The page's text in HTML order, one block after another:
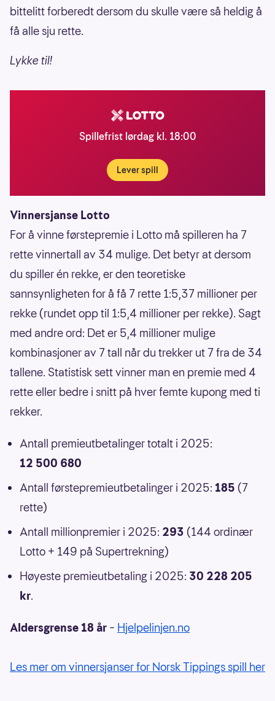
bittelitt forberedt dersom du skulle være så heldig å
få alle sju rette.
Lykke til!
Spillefrist lørdag kl. 18:00
Lever spill
Vinnersjanse Lotto
For å vinne førstepremie i Lotto må spilleren ha 7
rette vinnertall av 34 mulige. Det betyr at dersom
du spiller én rekke, er den teoretiske
sannsynligheten for å få 7 rette 1:5,37 millioner per
rekke (rundet opp til 1:5,4 millioner per rekke). Sagt
med andre ord: Det er 5,4 millioner mulige
kombinasjoner av 7 tall når du trekker ut 7 fra de 34
tallene. Statistisk sett vinner man en premie med 4
rette eller bedre i snitt på hver femte kupong med ti
rekker.
Antall premieutbetalinger totalt i 2025:
12 500 680
Antall førstepremieutbetalinger i 2025: 185 (7
rette)
Antall millionpremier i 2025: 293 (144 ordinær
Lotto + 149 på Supertrekning)
Høyeste premieutbetaling i 2025: 30 228 205
kr.
Aldersgrense 18 år – Hjelpelinjen.no
Les mer om vinnersjanser for Norsk Tippings spill her